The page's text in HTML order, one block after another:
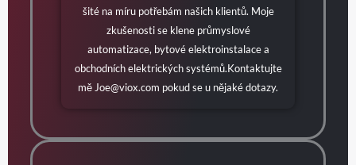
šité na míru potřebám našich klientů. Moje
zkušenosti se klene průmyslové
automatizace, bytové elektroinstalace a
obchodních elektrických systémů.Kontaktujte
mě Joe@viox.com pokud se u nějaké dotazy.